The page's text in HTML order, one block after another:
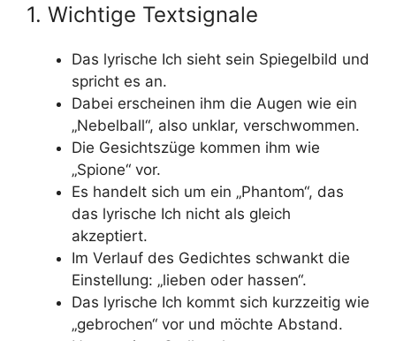
1. Wichtige Textsignale
Das lyrische Ich sieht sein Spiegelbild und
spricht es an.
Dabei erscheinen ihm die Augen wie ein
„Nebelball“, also unklar, verschwommen.
Die Gesichtszüge kommen ihm wie
„Spione“ vor.
Es handelt sich um ein „Phantom“, das
das lyrische Ich nicht als gleich
akzeptiert.
Im Verlauf des Gedichtes schwankt die
Einstellung: „lieben oder hassen“.
Das lyrische Ich kommt sich kurzzeitig wie
„gebrochen“ vor und möchte Abstand.